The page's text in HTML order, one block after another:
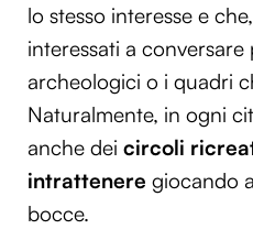
lo stesso interesse e
interessati a
archeologici o i quadri
Naturalmente, in ogni
anche dei circoli
intrattenere giocando
bocce.